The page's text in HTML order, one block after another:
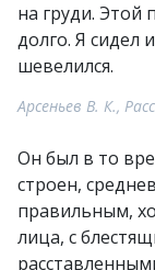
на груди. Этой
долго. Я сидел
шевелился.
Арсеньев В. К.,
Он был в то
строен,
правильным,
лица, с